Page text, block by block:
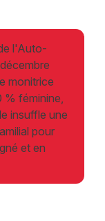
l'Auto-
monitrice
féminine,
insuffle une
pour
et en